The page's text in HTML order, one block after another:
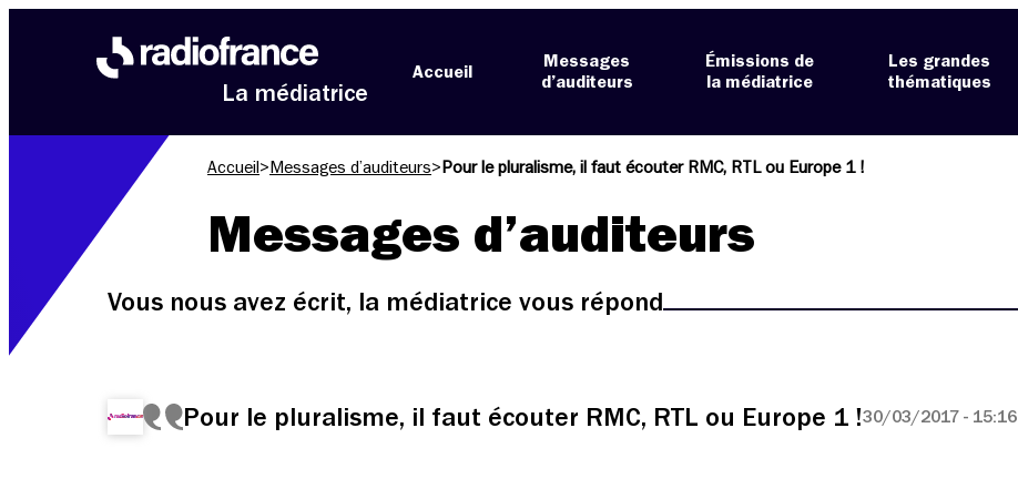
La médiatrice
Accueil
Messages
d’auditeurs
Émissions de
la médiatrice
Les grandes
thématiques
Accueil > Messages d’auditeurs> Pour le pluralisme, il faut écouter RMC, RTL ou Europe 1 !
Messages d’auditeurs
Vous nous avez écrit, la médiatrice vous répond
Pour le pluralisme, il faut écouter RMC, RTL ou Europe 1 !30/03/2017 - 15:16